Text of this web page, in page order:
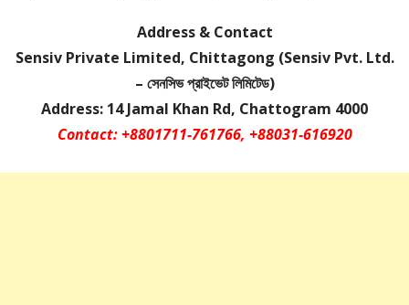
Address & Contact
Sensiv Private Limited, Chittagong (Sensiv Pvt. Ltd.
– সেনসিভ প্রাইভেট লিমিটেড)
Address: 14 Jamal Khan Rd, Chattogram 4000
Contact: +8801711-761766, +88031-616920